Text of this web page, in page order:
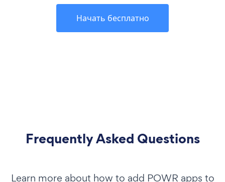
Начать бесплатно
Frequently Asked Questions
Learn more about how to add POWR apps to